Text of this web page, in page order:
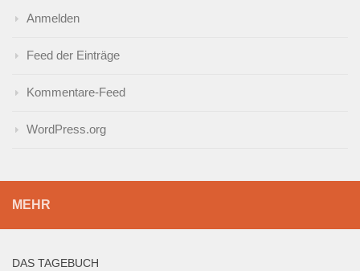
Anmelden
Feed der Einträge
Kommentare-Feed
WordPress.org
MEHR
DAS TAGEBUCH